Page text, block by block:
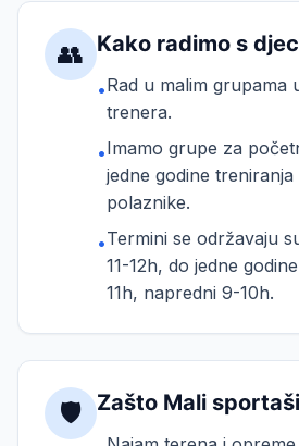
👥 Kako radimo s
•Rad u malim grupama
trenera.
•Imamo grupe za
jedne godine
polaznike.
•Termini se održavaju
11-12h, do jedne
11h, napredni 9-10h.
🛡️ Zašto Mali sportaši